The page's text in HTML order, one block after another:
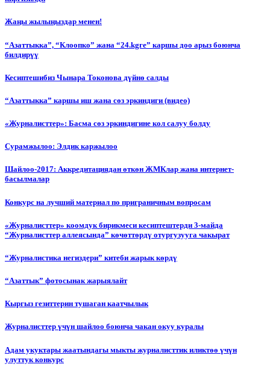
Жаңы жылыңыздар менен!
“Азаттыкка”, “Клоопко” жана “24.kgге” каршы доо арыз боюнча
билдирүү
Кесиптешибиз Чынара Токонова дүйнө салды
“Азаттыкка” каршы иш жана сөз эркиндиги (видео)
«Журналисттер»: Басма сөз эркиндигине кол салуу болду
Сурамжылоо: Элдик каржылоо
Шайлоо-2017: Аккредитациядан өткөн ЖМКлар жана интернет-
басылмалар
Конкурс на лучший материал по приграничным вопросам
«Журналисттер» коомдук бирикмеси кесиптештерди 3-майда
“Журналисттер аллеясында” көчөттөрдү отургузууга чакырат
“Журналистика негиздери” китеби жарык көрдү
“Азаттык” фотосынак жарыялайт
Кыргыз гезиттерин тушаган каатчылык
Журналисттер үчүн шайлоо боюнча чакан окуу куралы
Адам укуктары жаатындагы мыкты журналисттик иликтөө үчүн
улуттук конкурс